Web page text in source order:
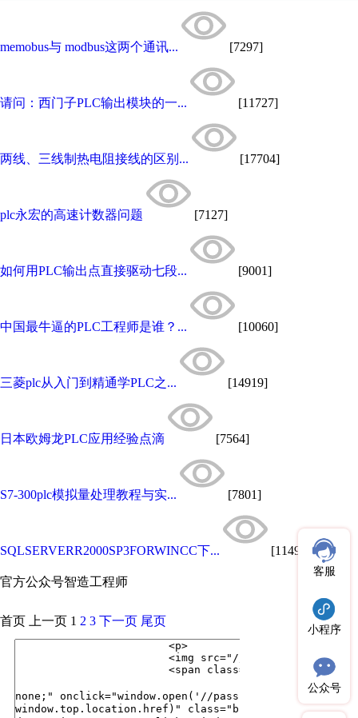
memobus与 modbus这两个通讯... [7297]
请问：西门子PLC输出模块的一... [11727]
两线、三线制热电阻接线的区别... [17704]
plc永宏的高速计数器问题 [7127]
如何用PLC输出点直接驱动七段... [9001]
中国最牛逼的PLC工程师是谁？... [10060]
三菱plc从入门到精通学PLC之... [14919]
日本欧姆龙PLC应用经验点滴 [7564]
S7-300plc模拟量处理教程与实... [7801]
SQLSERVERR2000SP3FORWINCC下... [11496]
官方公众号智造工程师
客服
小程序
公众号
首页 上一页 1 2 3 下一页 尾页